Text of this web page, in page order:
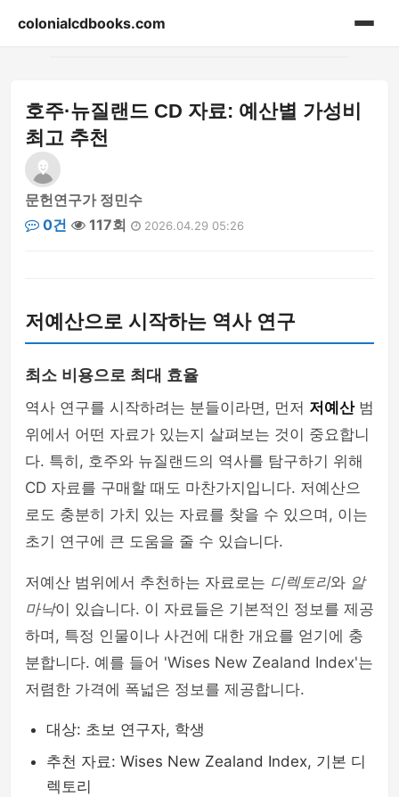
colonialcdbooks.com
게시판
호주·뉴질랜드 CD 자료: 예산별 가성비
최고 추천
문헌연구가 정민수
0건
117회 2026.04.29 05:26
저예산으로 시작하는 역사 연구
최소 비용으로 최대 효율
역사 연구를 시작하려는 분들이라면, 먼저 저예산범
위에서 어떤 자료가 있는지 살펴보는 것이 중요합니
다. 특히, 호주와 뉴질랜드의 역사를 탐구하기 위해
CD 자료를 구매할 때도 마찬가지입니다. 저예산으
로도 충분히 가치 있는 자료를 찾을 수 있으며, 이는
초기 연구에 큰 도움을 줄 수 있습니다.
저예산 범위에서 추천하는 자료로는 디렉토리와 알
마낙이 있습니다. 이 자료들은 기본적인 정보를 제공
하며, 특정 인물이나 사건에 대한 개요를 얻기에 충
분합니다. 예를 들어 'Wises New Zealand Index'는
저렴한 가격에 폭넓은 정보를 제공합니다.
대상: 초보 연구자, 학생
추천 자료: Wises New Zealand Index, 기본 디
렉토리